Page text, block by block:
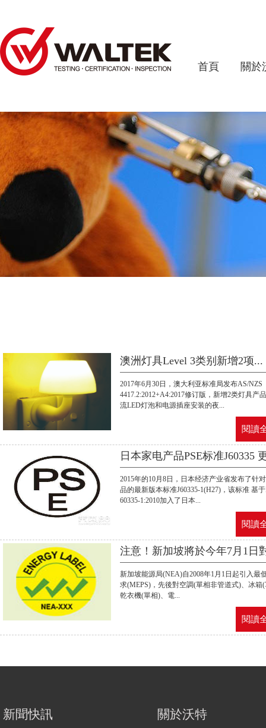
首頁 關於
澳洲灯具Level 3类别新增2项...
2017年6月30日，澳大利亚标准局发布AS/NZS
4417.2:2012+A4:2017修订版，新增2类灯具产
流LED灯泡和电源插座安装的夜...
閱讀
日本家电产品PSE标准J60335
2015年的10月8日，日本经济产业省发布了针
品的最新版本标准J60335-1(H27)，该标准 基
60335-1:2010加入了日本...
閱讀
注意！新加坡將於今年7月1日
新加坡能源局(NEA)自2008年1月1日起引入最
求(MEPS)，先後對空調(單相非管道式)、冰箱
乾衣機(單相)、電...
閱讀
新聞快訊 關於沃特